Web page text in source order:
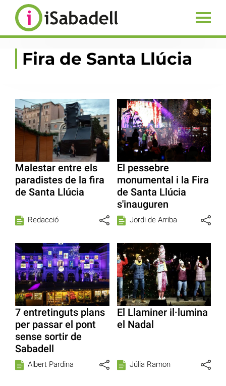
Fira de Santa Llúcia
Malestar entre els
paradistes de la fira
de Santa Llúcia
Redacció
El pessebre
monumental i la Fira
de Santa Llúcia
s'inauguren
Jordi de Arriba
7 entretinguts plans
per passar el pont
sense sortir de
Sabadell
Albert Pardina
El Llaminer il·lumina
el Nadal
Júlia Ramon